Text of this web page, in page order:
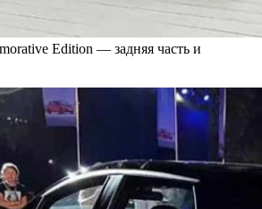
Edition — задняя часть и